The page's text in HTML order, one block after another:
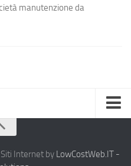
manutenzione da
Internet by LowCostWeb.IT -